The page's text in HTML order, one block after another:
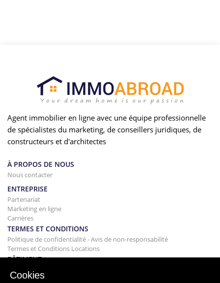
Agent immobilier en ligne avec une équipe professionnelle
de spécialistes du marketing, de conseillers juridiques, de
constructeurs et d'architectes
À PROPOS DE NOUS
Nous contacter
ENTREPRISE
Partenariat
Marketing en ligne
Carrières
TERMES ET CONDITIONS
Politique de confidentialité - Avis de non-responsabilité
Termes et Conditions Locations
BÂTIMENT
Projets
Cookies